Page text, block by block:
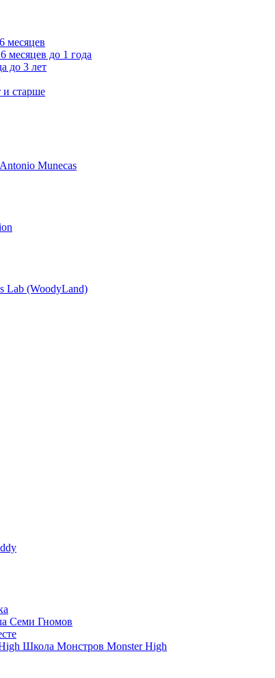
месяцев
месяцев до 1 года
до 3 лет
и старше
Munecas
Lab (WoodyLand)
Семи Гномов
Школа Монстров Monster High